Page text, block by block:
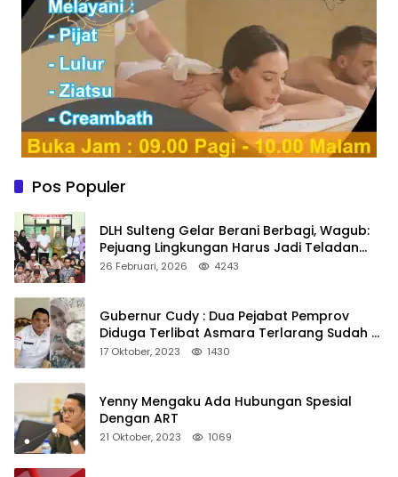
Pos Populer
DLH Sulteng Gelar Berani Berbagi, Wagub:
Pejuang Lingkungan Harus Jadi Teladan
Kepedulian
26 Februari, 2026 4243
Gubernur Cudy : Dua Pejabat Pemprov
Diduga Terlibat Asmara Terlarang Sudah di
Non Job
17 Oktober, 2023 1430
Yenny Mengaku Ada Hubungan Spesial
Dengan ART
21 Oktober, 2023 1069